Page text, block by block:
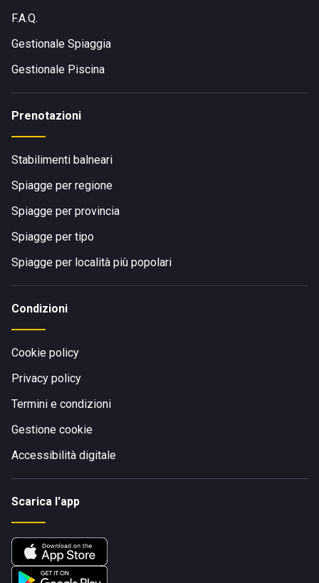
F.A.Q.
Gestionale Spiaggia
Gestionale Piscina
Prenotazioni
Stabilimenti balneari
Spiagge per regione
Spiagge per provincia
Spiagge per tipo
Spiagge per località più popolari
Condizioni
Cookie policy
Privacy policy
Termini e condizioni
Gestione cookie
Accessibilità digitale
Scarica l'app